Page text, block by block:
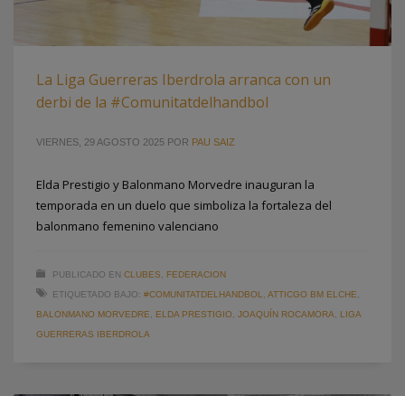
La Liga Guerreras Iberdrola arranca con un
derbi de la #Comunitatdelhandbol
VIERNES, 29 AGOSTO 2025 POR PAU SAIZ
Elda Prestigio y Balonmano Morvedre inauguran la
temporada en un duelo que simboliza la fortaleza del
balonmano femenino valenciano
PUBLICADO EN CLUBES
FEDERACION
ETIQUETADO BAJO: #COMUNITATDELHANDBOL ATTICGO BM ELCHE
BALONMANO MORVEDRE
ELDA PRESTIGIO JOAQUÍN ROCAMORA
LIGA
GUERRERAS IBERDROLA